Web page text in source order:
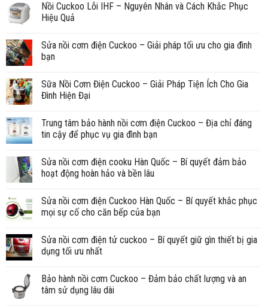
Nồi Cuckoo Lỗi IHF – Nguyên Nhân và Cách Khắc Phục
Hiệu Quả
Sửa nồi cơm điện Cuckoo – Giải pháp tối ưu cho gia đình
bạn
Sữa Nồi Cơm Điện Cuckoo – Giải Pháp Tiện Ích Cho Gia
Đình Hiện Đại
Trung tâm bảo hành nồi cơm điện Cuckoo – Địa chỉ đáng
tin cậy để phục vụ gia đình bạn
Sửa nồi cơm điện cooku Hàn Quốc – Bí quyết đảm bảo
hoạt động hoàn hảo và bền lâu
Sửa nồi cơm điện Cuckoo Hàn Quốc – Bí quyết khắc phục
mọi sự cố cho căn bếp của bạn
Sửa nồi cơm điện tử cuckoo – Bí quyết giữ gìn thiết bị gia
dụng tối ưu nhất
Bảo hành nồi cơm Cuckoo – Đảm bảo chất lượng và an
tâm sử dụng lâu dài